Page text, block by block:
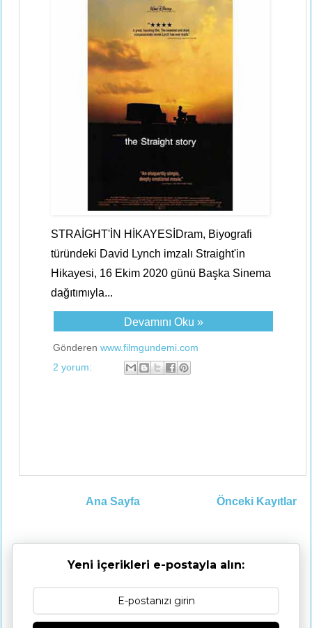
STRAİGHT'İN HİKAYESİDram, Biyografi
türündeki David Lynch imzalı Straight'in
Hikayesi, 16 Ekim 2020 günü Başka Sinema
dağıtımıyla...
Devamını Oku »
Gönderen www.filmgundemi.com
2 yorum:
Önceki Kayıtlar
Ana Sayfa
Yeni içerikleri e-postayla alın: